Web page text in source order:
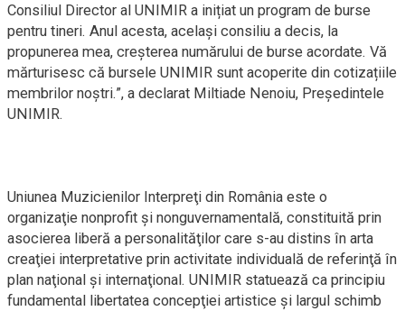
Consiliul Director al UNIMIR a inițiat un program de burse
pentru tineri. Anul acesta, același consiliu a decis, la
propunerea mea, creșterea numărului de burse acordate. Vă
mărturisesc că bursele UNIMIR sunt acoperite din cotizațiile
membrilor noștri.”, a declarat Miltiade Nenoiu, Președintele
UNIMIR.
Uniunea Muzicienilor Interpreţi din România este o
organizaţie nonprofit şi nonguvernamentală, constituită prin
asocierea liberă a personalităţilor care s-au distins în arta
creaţiei interpretative prin activitate individuală de referinţă în
plan naţional şi internaţional. UNIMIR statuează ca principiu
fundamental libertatea concepţiei artistice şi largul schimb